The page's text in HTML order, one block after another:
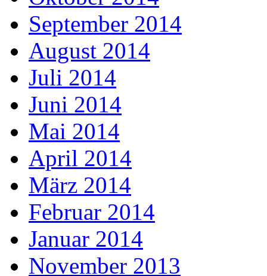
September 2014
August 2014
Juli 2014
Juni 2014
Mai 2014
April 2014
März 2014
Februar 2014
Januar 2014
November 2013